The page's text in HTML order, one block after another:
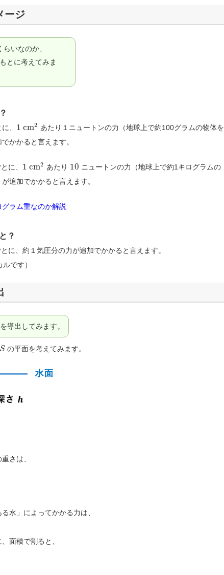
ージ
いなのか、
とに考えてみま
、 1 cm2
1 cm2
あたり１ニュートンの力（地球上で約100グラムの物体を
かかると言えます。
に、 1 cm2
1 cm2 あたり 10
10 ニュートンの力（地球上で約1キログラムの
追加でかかると言えます。
ラム重なのか解説
？
に、約１気圧分の力が追加でかかると言えます。
です）
を導出してみます。
S
S の平面を考えてみます。
さは、
水」によってかかる力は、
面積で割ると、